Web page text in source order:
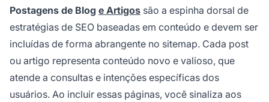
Postagens de Blog e Artigos são a espinha dorsal de
estratégias de SEO baseadas em conteúdo e devem ser
incluídas de forma abrangente no sitemap. Cada post
ou artigo representa conteúdo novo e valioso, que
atende a consultas e intenções específicas dos
usuários. Ao incluir essas páginas, você sinaliza aos